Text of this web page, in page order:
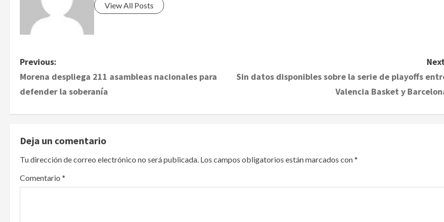
View All Posts
P
o
n
a
v
Previous:
Morena despliega 211 asambleas nacionales para
defender la soberanía
Sin datos disponibles sobre la serie de playoffs
Valencia Basket y
Deja un comentario
Tu dirección de correo electrónico no será publicada. Los campos obligatorios están marcados con*
Comentario *